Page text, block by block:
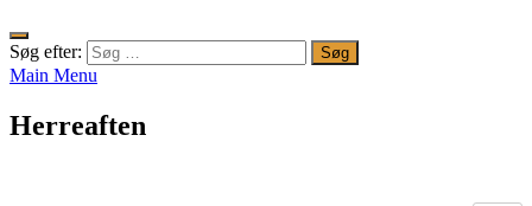
Søg efter:
Main Menu
Herreaften